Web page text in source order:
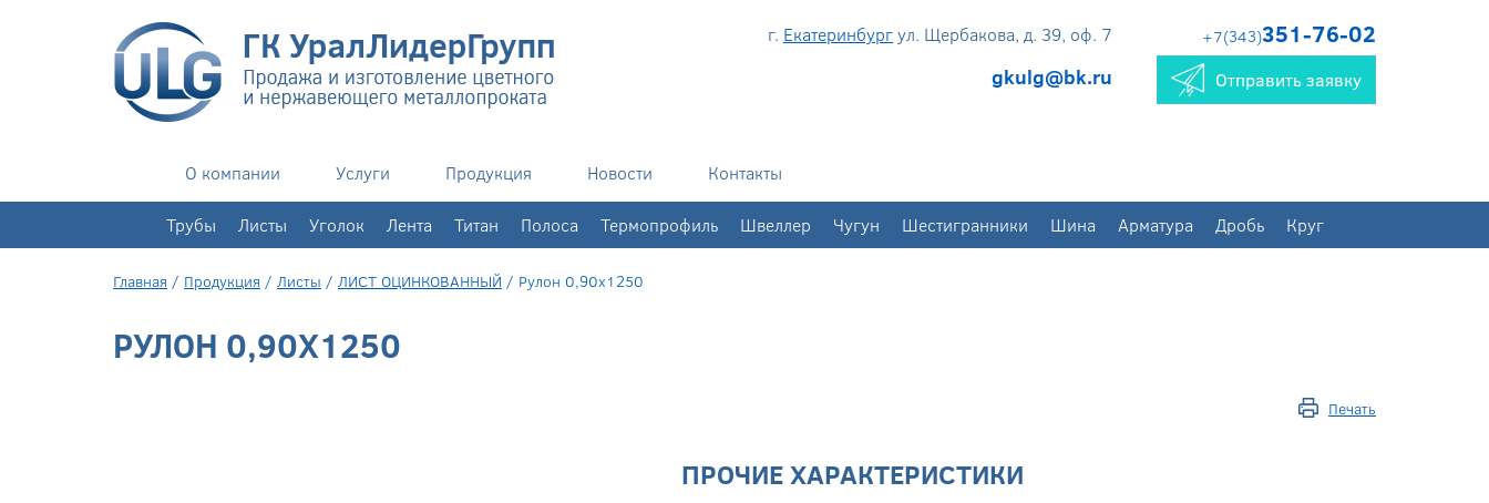
г. Екатеринбургул. Щербакова, д. 39, оф. 7
gkulg@bk.ru
+7(343)351-76-02
Отправить заявку
+7(343)351-76-02
О компании Услуги Продукция Новости Контакты
Трубы Листы Уголок Лента Титан Полоса Термопрофиль Швеллер Чугун Шестигранники Шина Арматура Дробь Круг
Главная / Продукция / Листы / ЛИСТ ОЦИНКОВАННЫЙ / Рулон 0,90х1250
РУЛОН 0,90Х1250
Печать
ПРОЧИЕ ХАРАКТЕРИСТИКИ